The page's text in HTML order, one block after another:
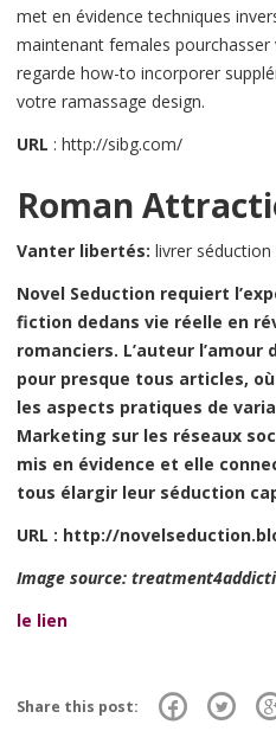
met en évidence techniques
maintenant females pourchasser
regarde how-to incorporer
votre ramassage design.
URL : http://sibg.com/
Roman
Vanter libertés: livrer séduction
Novel Seduction requiert
fiction dedans vie réelle en
romanciers. L’auteur
pour presque tous articles,
les aspects pratiques de
Marketing sur les réseaux
mis en évidence et elle
tous élargir leur séduction
URL : http://
Image source:
le lien
Share this post: